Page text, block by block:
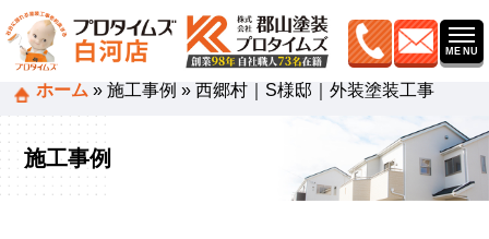
ホーム »施工事例 »西郷村｜S様邸｜外装塗装工事
施工事例